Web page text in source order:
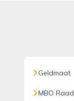
Geldmaat
MBO Raad